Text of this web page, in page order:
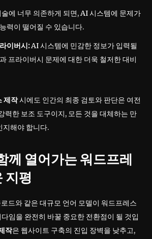
에 너무 의존하게 되면, AI 시스템에 문제가
력이 떨어질 수 있습니다.
이버시:AI 시스템에 민감한 정보가 입력될
프라이버시 문제에 대한 더욱 철저한 대비
제작시에도 인간의 최종 검토와 판단은 여전
력한 보조 도구이지, 모든 것을 대체하는 만
지해야 합니다.
께 열어가는 워드프레
지평
드와 같은 대규모 언어 모델이 워드프레스
임을 완전히 바꿀 중요한 전환점이 될 것입
작은 웹사이트 구축의 진입 장벽을 낮추고,